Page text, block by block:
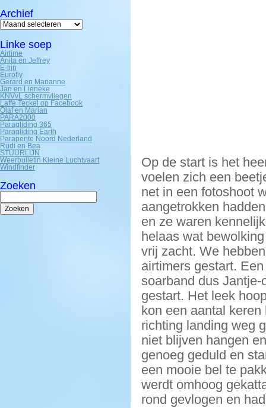
Archief
Archief
Linke soep
Airtime
Anita en Jeffrey
E-lijn
Eurofly
Gerard en Marianne
Jan en Lieneke
KNVvL schermvliegen
Laffe Teckel op Facebook
Olaf en Marian
PARA2000
Paragliding 365
Paragliding Earth
Parapente Noord Nederland
Rudi en Bea
STUURLIJN
Weerbulletin Kleine Luchtvaart
Windfinder
Zoeken
Zoeken
naar:
Op de start is het
voelen zich een
net in een fotoshoot
aangetrokken
en ze waren
helaas wat
vrij zacht. We
airtimers gestart.
soarband dus
gestart. Het leek
kon een aantal
richting landing weg
niet blijven hangen
genoeg geduld en
een mooie bel te
werdt omhoog
rond gevlogen en